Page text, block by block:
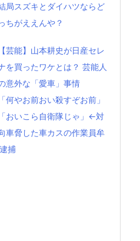
局スズキとダイハツならど
ちがええんや？
【芸能】山本耕史が日産セレ
を買ったワケとは？ 芸能人
意外な「愛車」事情
「何やお前おい殺すぞお前」
「おいこら自衛隊じゃ」←対
車脅した車カスの作業員牟
捕